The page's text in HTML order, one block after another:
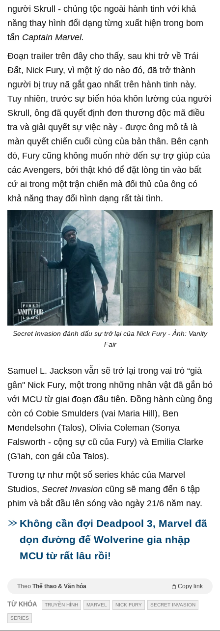
người Skrull - chủng tộc ngoài hành tinh với khả
năng thay hình đổi dạng từng xuất hiện trong bom
tấn Captain Marvel.
Đoạn trailer trên đây cho thấy, sau khi trở về Trái
Đất, Nick Fury, vì một lý do nào đó, đã trở thành
người bị truy nã gắt gao nhất trên hành tinh này.
Tuy nhiên, trước sự biến hóa khôn lường của người
Skrull, ông đã quyết định đơn thương độc mã điều
tra và giải quyết sự việc này - được ông mô tả là
màn quyết chiến cuối cùng của bản thân. Bên cạnh
đó, Fury cũng không muốn nhờ đến sự trợ giúp của
các Avengers, bởi thật khó để đặt lòng tin vào bất
cứ ai trong một trận chiến mà đối thủ của ông có
khả năng thay đổi hình dạng rất tài tình.
Secret Invasion đánh dấu sự trở lại của Nick Fury - Ảnh: Vanity
Fair
Samuel L. Jackson vẫn sẽ trở lại trong vai trò “già
gân" Nick Fury, một trong những nhân vật đã gắn bó
với MCU từ giai đoạn đầu tiên. Đồng hành cùng ông
còn có Cobie Smulders (vai Maria Hill), Ben
Mendelsohn (Talos), Olivia Coleman (Sonya
Falsworth - cộng sự cũ của Fury) và Emilia Clarke
(G'iah, con gái của Talos).
Tương tự như một số series khác của Marvel
Studios, Secret Invasion cũng sẽ mang đến 6 tập
phim và bắt đầu lên sóng vào ngày 21/6 năm nay.
Không cần đợi Deadpool 3, Marvel đã
dọn đường để Wolverine gia nhập
MCU từ rất lâu rồi!
Theo Thể thao & Văn hóa Copy link
TỪ KHÓA TRUYỀN HÌNH MARVEL NICK FURY SECRET INVASION
SERIES